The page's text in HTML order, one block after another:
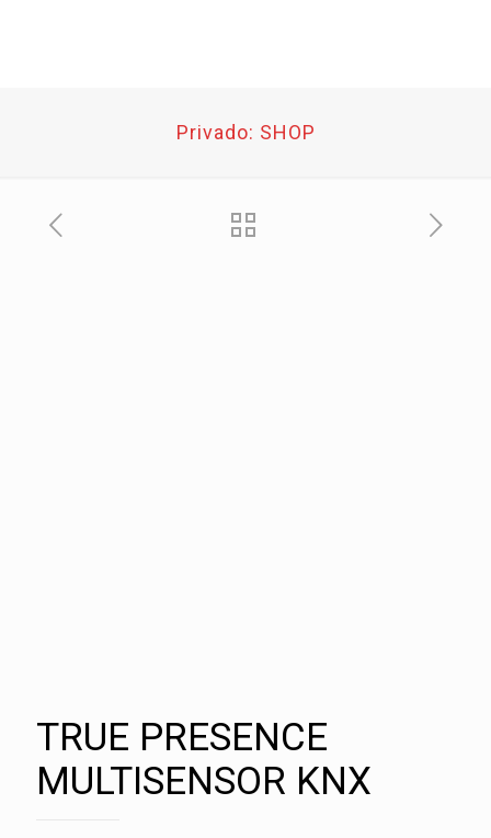
Privado: SHOP
TRUE PRESENCE
MULTISENSOR KNX